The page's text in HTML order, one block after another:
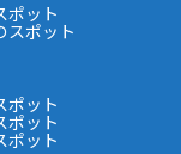
ポット
スポット
ポット
ポット
ポット